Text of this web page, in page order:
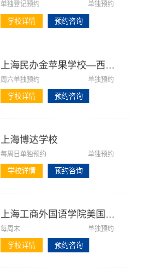
单独登记预约 单独预约
学校详情 预约咨询
上海民办金苹果学校—西澳国际
周六单独预约 单独预约
学校详情 预约咨询
上海博达学校
每周日单独预约 单独预约
学校详情 预约咨询
上海工商外国语学院美国课程中心
每周末 单独预约
学校详情 预约咨询